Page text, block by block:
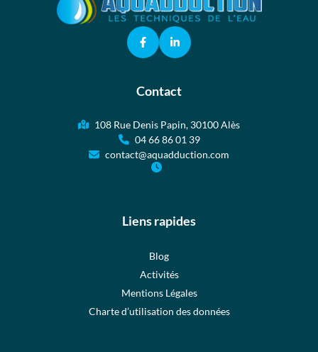
Contact
108 Rue Denis Papin, 30100 Alès
04 66 86 01 39
contact@aquadduction.com
Liens rapides
Blog
Activités
Mentions Légales
Charte d’utilisation des données